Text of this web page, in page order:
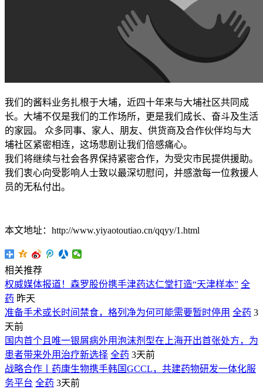
我们的酱料业务扎根于大埔，近四十年来与大埔社区共同成
长。大埔不仅是我们的工作场所，更是我们成长、奋斗及生活
的家园。 众多同事、家人、朋友、供货商及合作伙伴均与大
埔社区紧密相连，这场悲剧让我们倍感痛心。
我们将继续与社会各界保持紧密合作，为受灾市民提供援助。
我们衷心向受影响人士致以最深切慰问，并感激每一位救援人
员的无私付出。
本文地址：http://www.yiyaotoutiao.cn/qqyy/1.html
相关推荐
权威媒体报道！森罗股份携手津药达仁堂打造“天津样本” 全
药 昨天
准备手术或长时间禁食，格列净为何可能需要暂时停用 全药 3
天前
国内首个且唯一银屑病外用泡沫剂型在上海开出首张处方，为
患者带来外用治疗新选择 全药 3天前
战略合作丨药康生物携手韩国GCCL，共建药物研发一体化服
务平台 全药 3天前